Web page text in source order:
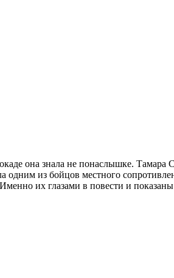
она знала не понаслышке. Тамара
из бойцов местного
их глазами в повести и